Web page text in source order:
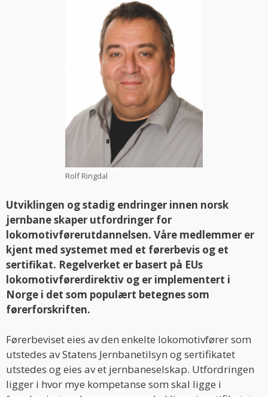
Rolf Ringdal
Utviklingen og stadig endringer innen norsk
jernbane skaper utfordringer for
lokomotivførerutdannelsen. Våre medlemmer er
kjent med systemet med et førerbevis og et
sertifikat. Regelverket er basert på EUs
lokomotivførerdirektiv og er implementert i
Norge i det som populært betegnes som
førerforskriften.
Førerbeviset eies av den enkelte lokomotivfører som
utstedes av Statens Jernbanetilsyn og sertifikatet
utstedes og eies av et jernbaneselskap. Utfordringen
ligger i hvor mye kompetanse som skal ligge i